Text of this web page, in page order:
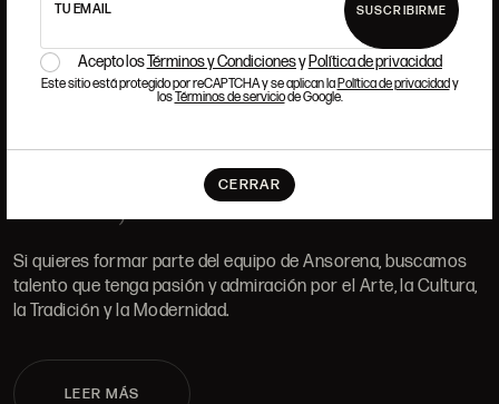
TU EMAIL SUSCRIBIRME
Acepto losTérminos y Condicionesy Política de privacidad
Este sitio está protegido por reCAPTCHA y se aplican laPolítica de privacidady
losTérminos de serviciode Google.
CERRAR
DÓNDE ESTAMOS
TRABAJA CON NOSOTROS
Si quieres formar parte del equipo de Ansorena, buscamos
talento que tenga pasión y admiración por el Arte, la Cultura,
la Tradición y la Modernidad.
LEER MÁS